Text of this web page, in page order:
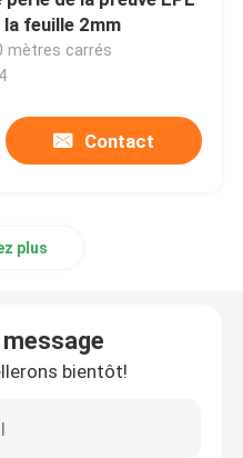
de roche
feuille 2mm
mètres carrés
Contact
plus
bientôt!